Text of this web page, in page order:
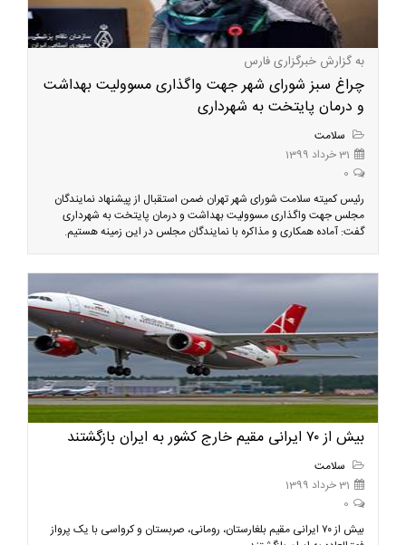
به گزارش خبرگزاری فارس
چراغ سبز شورای شهر جهت واگذاری مسوولیت بهداشت
و درمان پایتخت به شهرداری
سلامت
31 خرداد 1399
0
رئیس کمیته سلامت شورای شهر تهران ضمن استقبال از پیشنهاد نمایندگان
مجلس جهت واگذاری مسوولیت بهداشت و درمان پایتخت به شهرداری
گفت: آماده همکاری و مذاکره با نمایندگان مجلس در این زمینه هستیم.
بیش از ۷۰ ایرانی مقیم خارج کشور به ایران بازگشتند
سلامت
31 خرداد 1399
0
بیش از ۷۰ ایرانی مقیم بلغارستان، رومانی، صربستان و کرواسی با یک پرواز